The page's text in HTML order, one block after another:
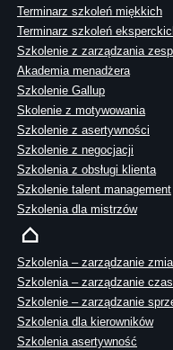
Terminarz szkoleń miękkich
Terminarz szkoleń
Szkolenie z zarządzania
Akademia menadżera
Szkolenie Gallup
Skolenie z motywowania
Szkolenie z asertywności
Szkolenie z negocjacji
Szkolenia z obsługi klienta
Szkolenie talent management
Szkolenia dla mistrzów
Szkolenia – zarządzanie
Szkolenia – zarządzanie
Szkolenie – zarządzanie
Szkolenia dla kierowników
Szkolenia asertywność